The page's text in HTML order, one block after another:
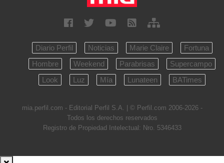
Diario Perfil Noticias Marie Claire
Fortuna
Hombre
Weekend Parabrisas
Supercampo
Look
Luz Mía Lunateen BATimes
mia.perfil.com - Editorial Perfil S.A.
| © Perfil.com 2006-2026 -
Todos los derechos reservados
Registro de Propiedad Intelectual: Nro. 5346433